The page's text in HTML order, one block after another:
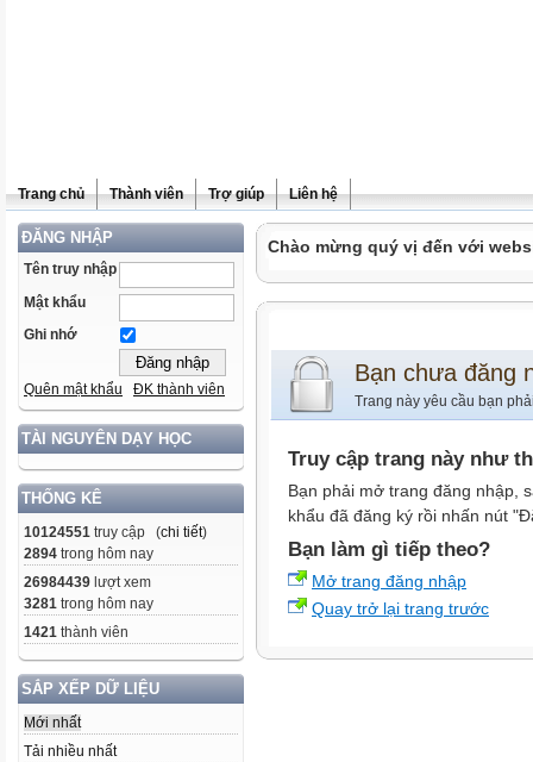
Trang chủ Thành viên Trợ giúp Liên hệ
ĐĂNG NHẬP
Tên truy nhập
Mật khẩu
Ghi nhớ
Quên mật khẩu ĐK thành viên
TÀI NGUYÊN DẠY HỌC
THỐNG KÊ
10124551 truy cập (chi tiết)
2894 trong hôm nay
26984439 lượt xem
3281 trong hôm nay
1421 thành viên
SẮP XẾP DỮ LIỆU
Mới nhất
Tải nhiều nhất
Chào mừng quý vị đến với
Bạn chưa đăng
Trang này yêu cầu bạn
Truy cập trang này như
Bạn phải mở trang đăng nhập,
khẩu đã đăng ký rồi nhấn nút
Bạn làm gì tiếp theo?
Mở trang đăng nhập
Quay trở lại trang trước